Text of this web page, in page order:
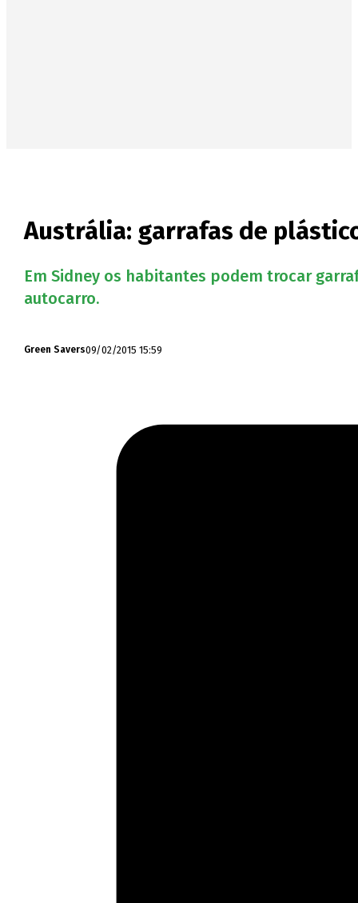
Austrália: garrafas de
Em Sidney os habitantes podem trocar
autocarro.
Green Savers09/02/2015 15:59